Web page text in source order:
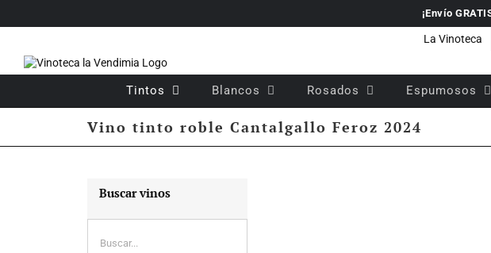
¡Envío
La Vinoteca
Tintos Blancos Rosados Espumosos
Vino tinto roble Cantalgallo Feroz 2024
Buscar vinos